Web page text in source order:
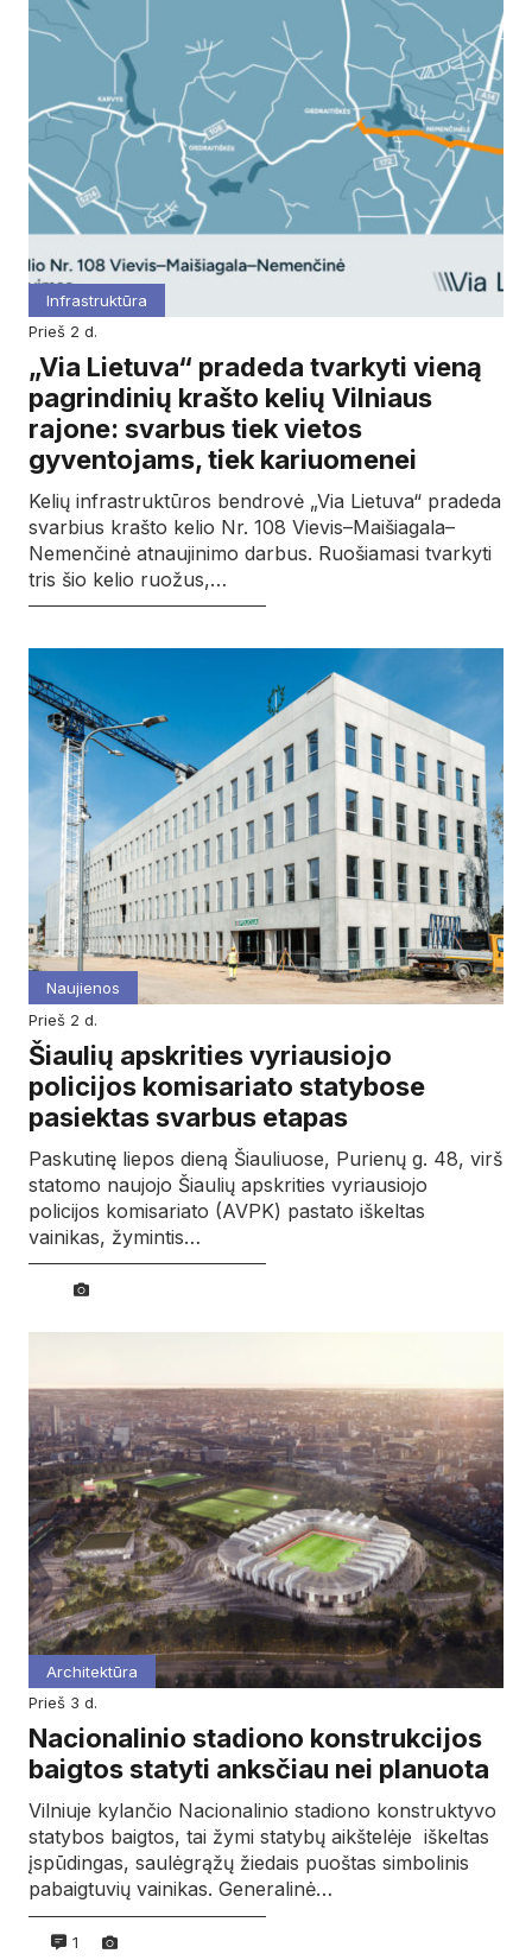
Infrastruktūra
prieš 2 d.
„Via Lietuva“ pradeda tvarkyti vieną
pagrindinių krašto kelių Vilniaus
rajone: svarbus tiek vietos
gyventojams, tiek kariuomenei
Kelių infrastruktūros bendrovė „Via Lietuva“ pradeda
svarbius krašto kelio Nr. 108 Vievis–Maišiagala–
Nemenčinė atnaujinimo darbus. Ruošiamasi tvarkyti
tris šio kelio ruožus,…
Naujienos
prieš 2 d.
Šiaulių apskrities vyriausiojo
policijos komisariato statybose
pasiektas svarbus etapas
Paskutinę liepos dieną Šiauliuose, Purienų g. 48, virš
statomo naujojo Šiaulių apskrities vyriausiojo
policijos komisariato (AVPK) pastato iškeltas
vainikas, žymintis…
Architektūra
prieš 3 d.
Nacionalinio stadiono konstrukcijos
baigtos statyti anksčiau nei planuota
Vilniuje kylančio Nacionalinio stadiono konstruktyvo
statybos baigtos, tai žymi statybų aikštelėje iškeltas
įspūdingas, saulėgrąžų žiedais puoštas simbolinis
pabaigtuvių vainikas. Generalinė…
1